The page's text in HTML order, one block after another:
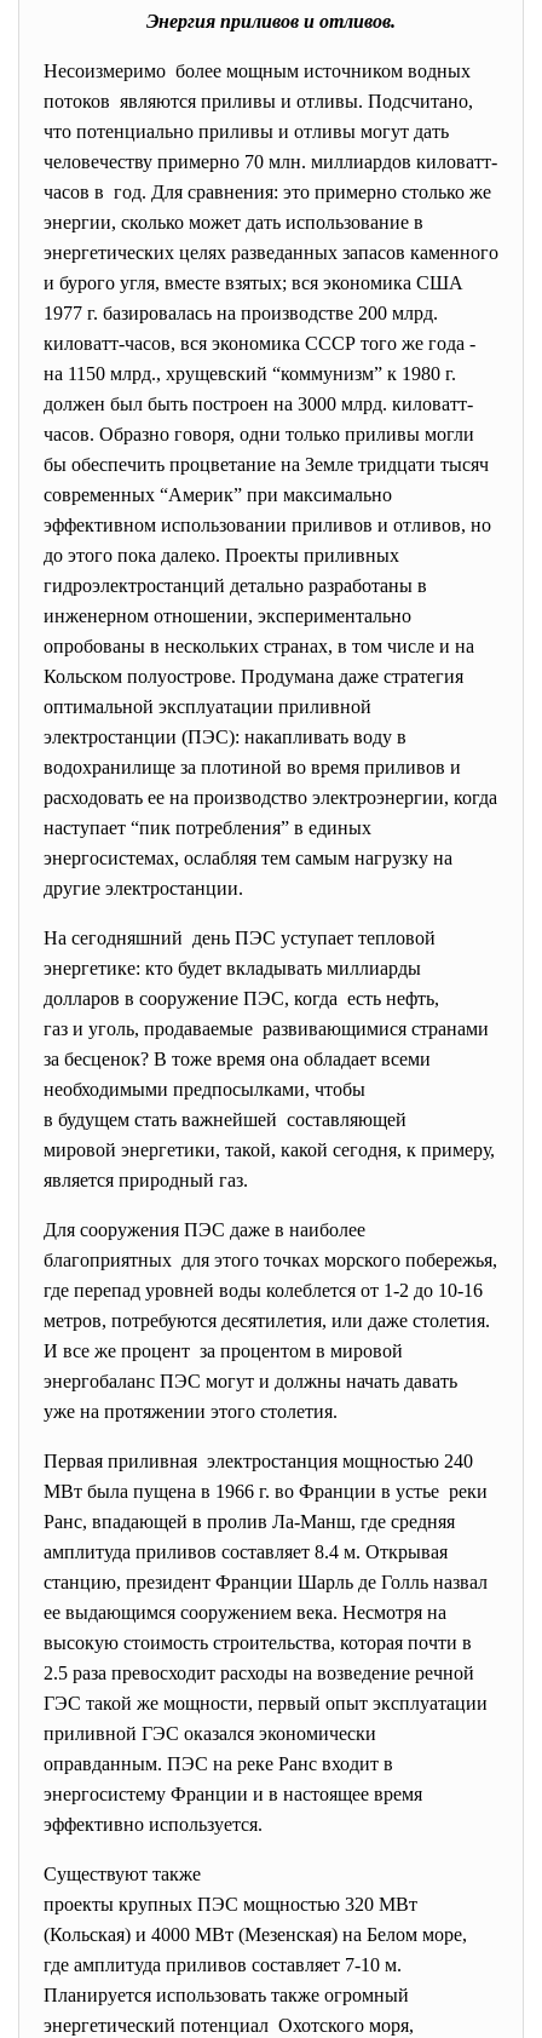
Энергия приливов и отливов.
Несоизмеримо более мощным источником водных
потоков являются приливы и отливы. Подсчитано,
что потенциально приливы и отливы могут дать
человечеству примерно 70 млн. миллиардов киловатт-
часов в год. Для сравнения: это примерно столько же
энергии, сколько может дать использование в
энергетических целях разведанных запасов каменного
и бурого угля, вместе взятых; вся экономика США
1977 г. базировалась на производстве 200 млрд.
киловатт-часов, вся экономика СССР того же года -
на 1150 млрд., хрущевский “коммунизм” к 1980 г.
должен был быть построен на 3000 млрд. киловатт-
часов. Образно говоря, одни только приливы могли
бы обеспечить процветание на Земле тридцати тысяч
современных “Америк” при максимально
эффективном использовании приливов и отливов, но
до этого пока далеко. Проекты приливных
гидроэлектростанций детально разработаны в
инженерном отношении, экспериментально
опробованы в нескольких странах, в том числе и на
Кольском полуострове. Продумана даже стратегия
оптимальной эксплуатации приливной
электростанции (ПЭС): накапливать воду в
водохранилище за плотиной во время приливов и
расходовать ее на производство электроэнергии, когда
наступает “пик потребления” в единых
энергосистемах, ослабляя тем самым нагрузку на
другие электростанции.
На сегодняшний день ПЭС уступает тепловой
энергетике: кто будет вкладывать миллиарды
долларов в сооружение ПЭС, когда есть нефть,
газ и уголь, продаваемые развивающимися странами
за бесценок? В тоже время она обладает всеми
необходимыми предпосылками, чтобы
в будущем стать важнейшей составляющей
мировой энергетики, такой, какой сегодня, к примеру,
является природный газ.
Для сооружения ПЭС даже в наиболее
благоприятных для этого точках морского побережья,
где перепад уровней воды колеблется от 1-2 до 10-16
метров, потребуются десятилетия, или даже столетия.
И все же процент за процентом в мировой
энергобаланс ПЭС могут и должны начать давать
уже на протяжении этого столетия.
Первая приливная электростанция мощностью 240
МВт была пущена в 1966 г. во Франции в устье реки
Ранс, впадающей в пролив Ла-Манш, где средняя
амплитуда приливов составляет 8.4 м. Открывая
станцию, президент Франции Шарль де Голль назвал
ее выдающимся сооружением века. Несмотря на
высокую стоимость строительства, которая почти в
2.5 раза превосходит расходы на возведение речной
ГЭС такой же мощности, первый опыт эксплуатации
приливной ГЭС оказался экономически
оправданным. ПЭС на реке Ранс входит в
энергосистему Франции и в настоящее время
эффективно используется.
Существуют также
проекты крупных ПЭС мощностью 320 МВт
(Кольская) и 4000 МВт (Мезенская) на Белом море,
где амплитуда приливов составляет 7-10 м.
Планируется использовать также огромный
энергетический потенциал Охотского моря,